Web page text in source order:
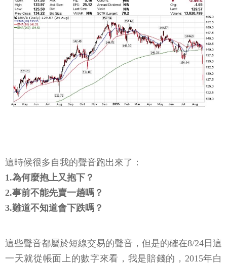
這時候很多自我的聲音跑出來了：
1.為何麼抱上又抱下？
2.事前不能先賣一趟嗎？
3.難道不知道會下跌嗎？
這些聲音都屬於短線交易的聲音，但是的確在8/24日這
一天就從帳面上的數字來看，我是賠錢的，2015年白